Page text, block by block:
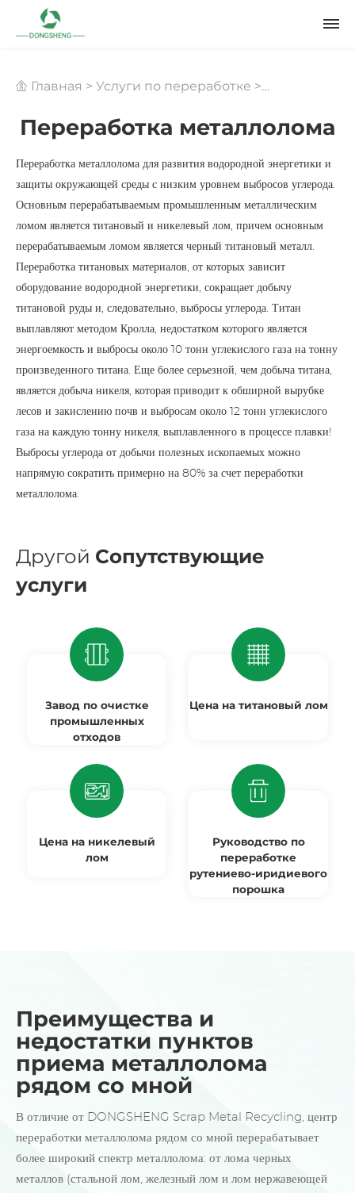
Главная > Услуги по переработке >
Переработка металлолома
Переработка металлолома
Переработка металлолома для развития водородной энергетики и
защиты окружающей среды с низким уровнем выбросов углерода.
Основным перерабатываемым промышленным металлическим
ломом является титановый и никелевый лом, причем основным
перерабатываемым ломом является черный титановый металл.
Переработка титановых материалов, от которых зависит
оборудование водородной энергетики, сокращает добычу
титановой руды и, следовательно, выбросы углерода. Титан
выплавляют методом Кролла, недостатком которого является
энергоемкость и выбросы около 10 тонн углекислого газа на тонну
произведенного титана. Еще более серьезной, чем добыча титана,
является добыча никеля, которая приводит к обширной вырубке
лесов и закислению почв и выбросам около 12 тонн углекислого
газа на каждую тонну никеля, выплавленного в процессе плавки!
Выбросы углерода от добычи полезных ископаемых можно
напрямую сократить примерно на 80% за счет переработки
металлолома.
Другой Сопутствующие
услуги
Завод по очистке
промышленных
отходов
Цена на титановый лом
Цена на никелевый
лом
Руководство по
переработке
рутениево-иридиевого
порошка
Преимущества и
недостатки пунктов
приема металлолома
рядом со мной
В отличие от DONGSHENG Scrap Metal Recycling, центр
переработки металлолома рядом со мной перерабатывает
более широкий спектр металлолома: от лома черных
металлов (стальной лом, железный лом и лом нержавеющей